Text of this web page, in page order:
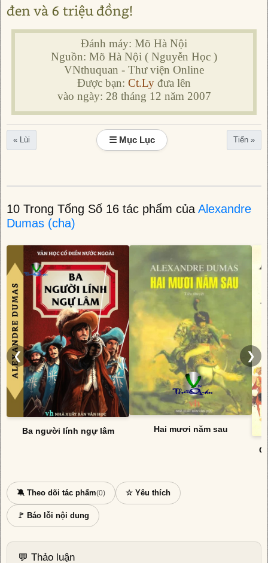
đen và 6 triệu đồng!
Đánh máy: Mõ Hà Nội
Nguồn: Mõ Hà Nội ( Nguyễn Học )
VNthuquan - Thư viện Online
Được bạn: Ct.Ly đưa lên
vào ngày: 28 tháng 12 năm 2007
« Lùi ☰ Mục Lục Tiến »
10 Trong Tổng Số 16 tác phẩm của Alexandre
Dumas (cha)
❮
Ba người lính ngự lâm Hai mươi năm sau
❯
🔕 Theo dõi tác phẩm(0) ☆ Yêu thích
🚩 Báo lỗi nội dung
💬 Thảo luận